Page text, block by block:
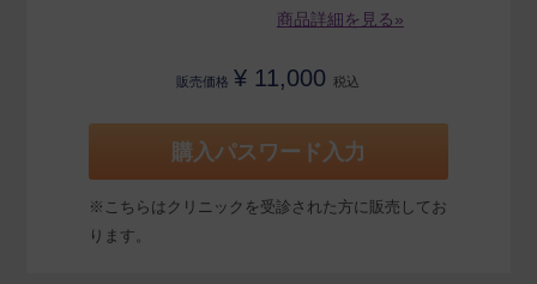
商品詳細を見る»
販売価格 ¥ 11,000 税込
購入パスワード入力
※こちらはクリニックを受診された方に販売してお
ります。